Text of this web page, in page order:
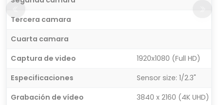
Tercera camara
Cuarta camara
Captura de video
1920x1080 (Full HD)
Especificaciones
Sensor size: 1/2.3"
Grabación de vídeo
3840 x 2160 (4K UHD)